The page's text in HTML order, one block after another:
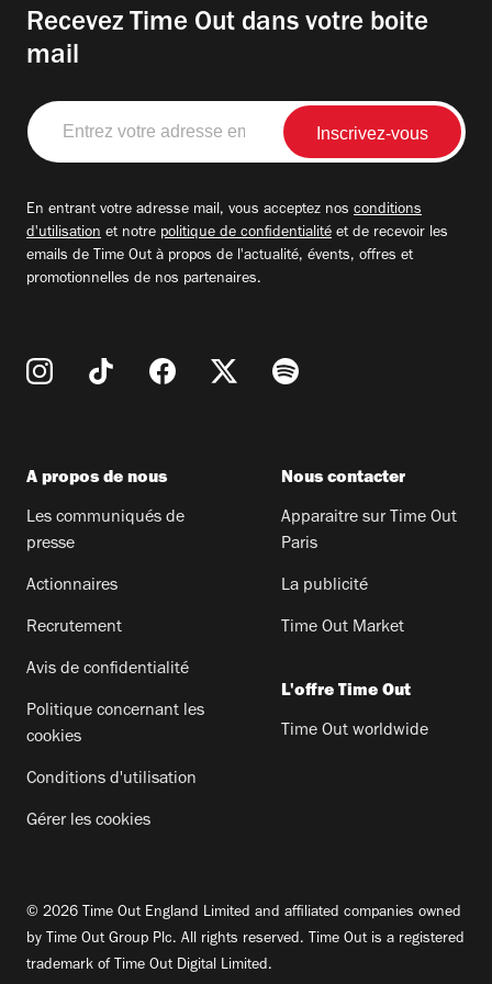
Recevez Time Out dans votre boite
mail
Entrez
votre
adresse
En entrant votre adresse mail, vous acceptez nos conditions
d'utilisation et notre politique de confidentialité et de recevoir les
emails de Time Out à propos de l'actualité, évents, offres et
promotionnelles de nos partenaires.
A propos de nous
Les communiqués de
presse
Actionnaires
Recrutement
Avis de confidentialité
Politique concernant les
cookies
Conditions d'utilisation
Gérer les cookies
Nous contacter
Apparaitre sur Time Out
Paris
La publicité
Time Out Market
L'offre Time Out
Time Out worldwide
© 2026 Time Out England Limited and affiliated companies owned
by Time Out Group Plc. All rights reserved. Time Out is a registered
trademark of Time Out Digital Limited.